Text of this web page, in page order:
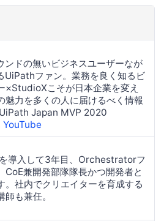
ンドの無いビジネスユーザーなが
UiPathファン。業務を良く知るビ
×StudioXこそが日本企業を変え
魅力を多くの人に届けるべく情報
Japan MVP 2020
YouTube
導入して3年目、Orchestratorフ
CoE兼開発部隊隊長かつ開発者と
。社内でクリエイターを育成する
も兼任。